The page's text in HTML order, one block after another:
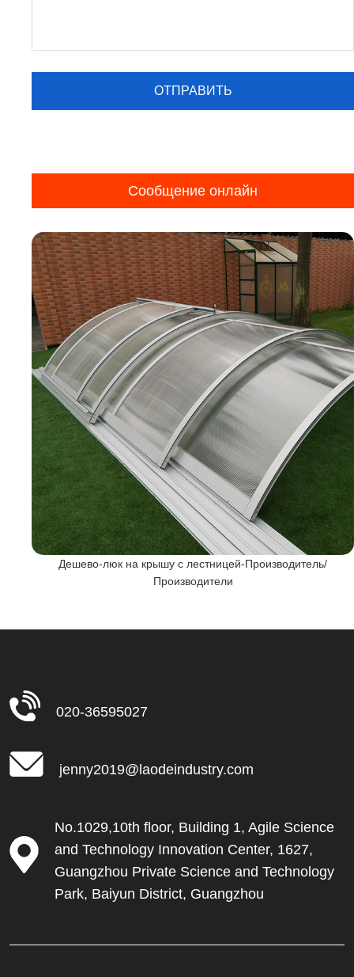
Сообщение онлайн
Дешево-люк на крышу с лестницей-Производитель/
Производители
020-36595027
jenny2019@laodeindustry.com
No.1029,10th floor, Building 1, Agile Science
and Technology Innovation Center, 1627,
Guangzhou Private Science and Technology
Park, Baiyun District, Guangzhou